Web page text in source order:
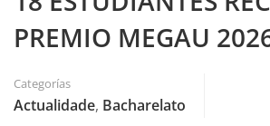
PREMIO MEGAU
Categorías
Actualidade, Bacharelato